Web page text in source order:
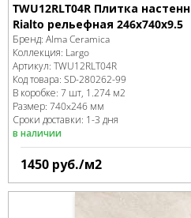
TWU12RLT04R Плитка
Rialto рельефная 246x740x9.5
Бренд: Alma Ceramica
Коллекция: Largo
Артикул: TWU12RLT04R
Код товара: SD-280262-99
В коробке: 7 шт, 1.274 м2
Размер: 740x246 мм
Сроки доставки: 1-3 дня
в наличии
1450 руб./м2